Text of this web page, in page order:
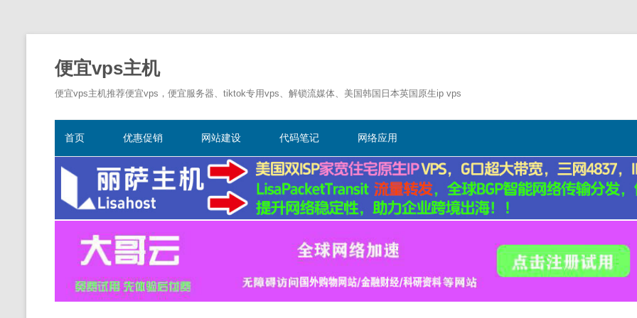
便宜vps主机
便宜vps主机推荐便宜vps，便宜服务器、tiktok专用vps、解锁流媒体、美国韩国日本英国原生ip vps
文
首页 优惠促销 网站建设 代码笔记 网络应用